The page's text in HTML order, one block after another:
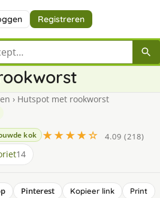
Registreren
› Hutspot met rookworst
kok ★★★★☆
4.09 (218)
14
Pinterest Kopieer link Print